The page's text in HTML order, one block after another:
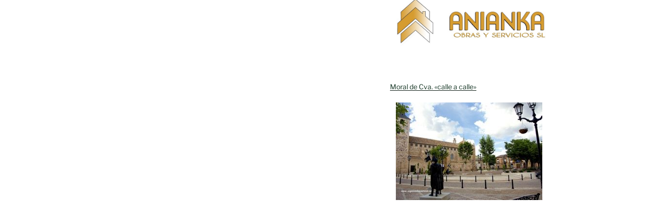
Moral de Cva. «calle a calle»